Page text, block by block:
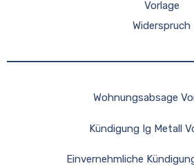
Vorlage
Widerspruch
Wohnungsabsage
Kündigung Ig Metall
Einvernehmliche